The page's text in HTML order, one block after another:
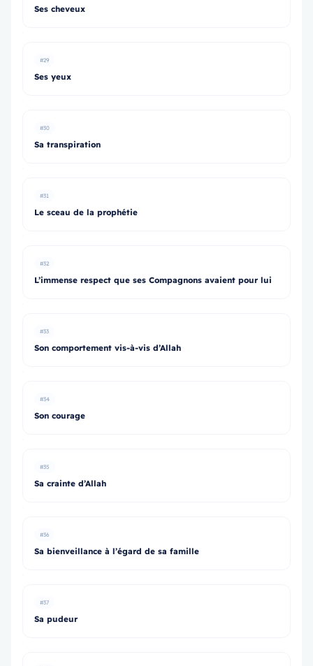
Ses cheveux
#29
Ses yeux
#30
Sa transpiration
#31
Le sceau de la prophétie
#32
L’immense respect que ses Compagnons avaient pour lui
#33
Son comportement vis-à-vis d’Allah
#34
Son courage
#35
Sa crainte d’Allah
#36
Sa bienveillance à l’égard de sa famille
#37
Sa pudeur